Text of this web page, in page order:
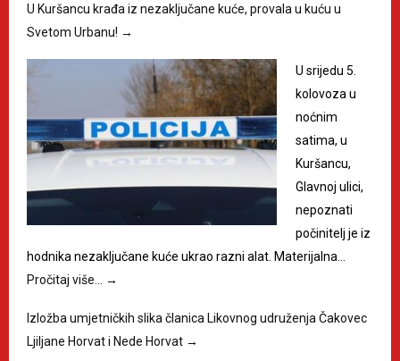
U Kuršancu krađa iz nezaključane kuće, provala u kuću u
Svetom Urbanu! →
U srijedu 5.
kolovoza u
noćnim
satima, u
Kuršancu,
Glavnoj ulici,
nepoznati
počinitelj je iz
hodnika nezaključane kuće ukrao razni alat. Materijalna…
Pročitaj više… →
Izložba umjetničkih slika članica Likovnog udruženja Čakovec
Ljiljane Horvat i Nede Horvat →